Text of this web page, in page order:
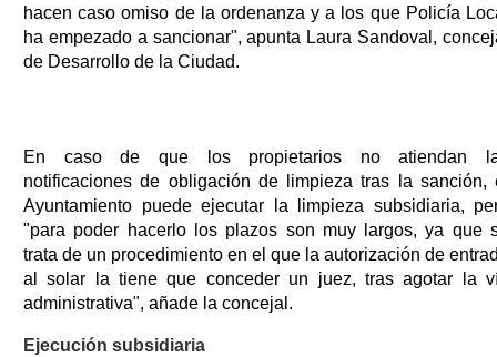
hacen caso omiso de la ordenanza y a los que Policía
ha empezado a sancionar", apunta Laura Sandoval,
de Desarrollo de la Ciudad.
En caso de que los propietarios no atiendan
notificaciones de obligación de limpieza tras la sanción,
Ayuntamiento puede ejecutar la limpieza subsidiaria,
"para poder hacerlo los plazos son muy largos, ya que
trata de un procedimiento en el que la autorización de
al solar la tiene que conceder un juez, tras agotar la
administrativa", añade la concejal.
Ejecución subsidiaria